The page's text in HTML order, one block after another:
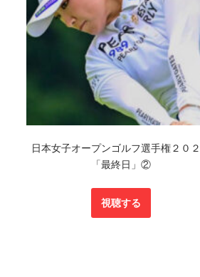
日本女子オープンゴルフ選手権２０
「最終日」②
視聴する